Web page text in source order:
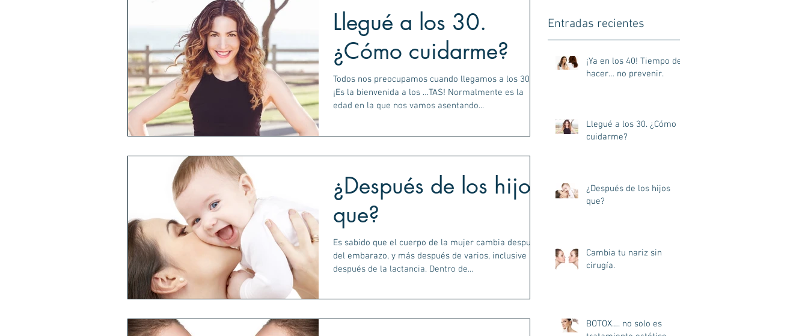
Llegué a los 30.
¿Cómo cuidarme?
Todos nos preocupamos cuando llegamos a los 30.
¡Es la bienvenida a los …TAS! Normalmente es la
edad en la que nos vamos asentando...
¿Después de los hijos
que?
Es sabido que el cuerpo de la mujer cambia después
del embarazo, y más después de varios, inclusive
después de la lactancia. Dentro de...
Entradas recientes
¡Ya en los 40! Tiempo de
hacer… no prevenir.
Llegué a los 30. ¿Cómo
cuidarme?
¿Después de los hijos
que?
Cambia tu nariz sin
cirugía.
BOTOX…. no solo es